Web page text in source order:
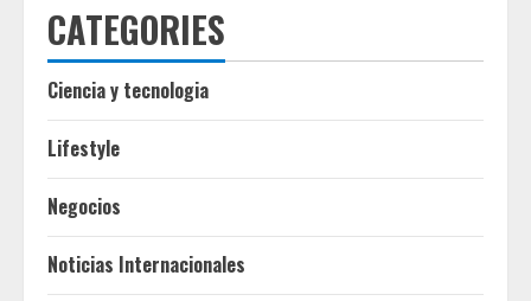
CATEGORIES
Ciencia y tecnologia
Lifestyle
Negocios
Noticias Internacionales